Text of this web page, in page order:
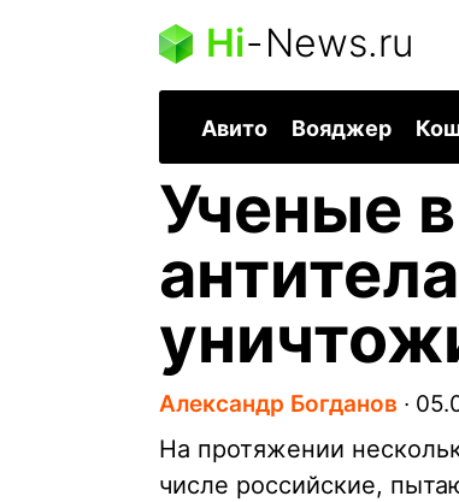
Hi-News.ru
Авито Вояджер
Ученые
Александр Богданов ∙
На протяжении
числе российские,